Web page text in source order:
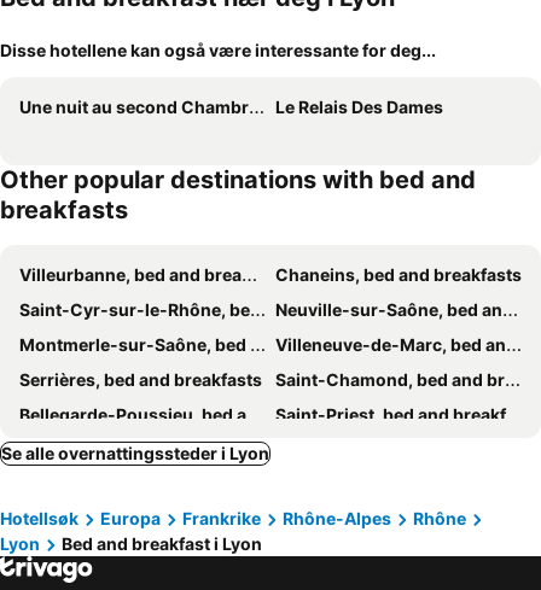
Disse hotellene kan også være interessante for deg...
Une nuit au second Chambre d hôtes Le Relais Des Dames
Other popular destinations with bed and
breakfasts
Villeurbanne, bed and breakfasts
Chaneins, bed and breakfasts
Saint-Cyr-sur-le-Rhône, bed and breakfasts
Neuville-sur-Saône, bed and breakfasts
Montmerle-sur-Saône, bed and breakfasts
Villeneuve-de-Marc, bed and breakfasts
Serrières, bed and breakfasts
Saint-Chamond, bed and breakfasts
Bellegarde-Poussieu, bed and breakfasts
Saint-Priest, bed and breakfasts
Limonest, bed and breakfasts
Denicé, bed and breakfasts
Tassin-la-Demi-Lune, bed and breakfasts
Lagnieu, bed and breakfasts
Fleurie, bed and breakfasts
Se alle overnattingssteder i Lyon
Hotellsøk Europa Frankrike Rhône-Alpes
Rhône
Lyon
Bed and breakfast i Lyon